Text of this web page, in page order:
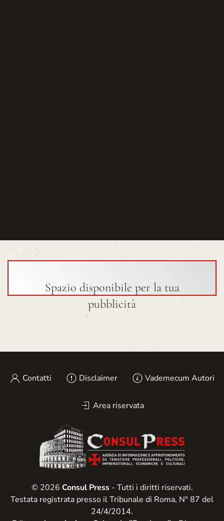
Spazio disponibile per la tua
pubblicità
Contatti Disclaimer Vademecum Autori
Area riservata
© 2026 Consul Press- Tutti i diritti riservati.
Testata registrata presso il Tribunale di Roma, N° 87 del
24/4/2014.